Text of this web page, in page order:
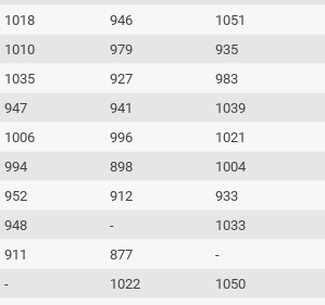
1018 946 1051
1010 979 935
1035 927 983
947 941 1039
1006 996 1021
994 898 1004
952 912 933
948 - 1033
911 877 -
- 1022 1050